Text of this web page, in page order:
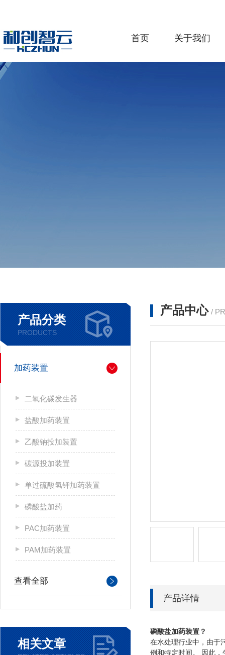
首页 关于我们
产品分类
PRODUCTS
加药装置
二氧化碳发生器
盐酸加药装置
乙酸钠投加装置
碳源投加装置
单过硫酸氢钾加药装置
磷酸盐加药
PAC加药装置
PAM加药装置
查看全部
相关文章
产品中心 /
产品详情
磷酸盐加药装置？
在水处理行业中，由于
例和特定时间。 因此